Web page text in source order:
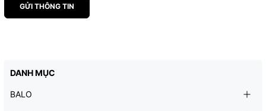
GỬI THÔNG TIN
DANH MỤC
BALO